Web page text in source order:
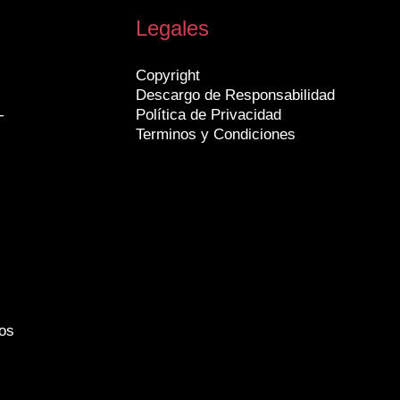
Legales
Copyright
Descargo de Responsabilidad
Política de Privacidad
Terminos y Condiciones